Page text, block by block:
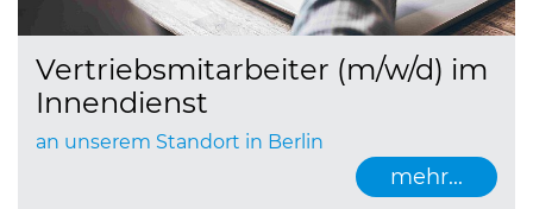
Vertriebsmitarbeiter (m/w/d) im
Innendienst
an unserem Standort in Berlin
mehr...